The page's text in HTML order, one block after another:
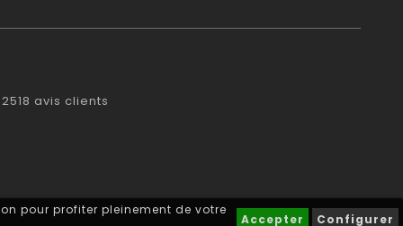
pour profiter pleinement de votre
Accepter Configurer
avis clients